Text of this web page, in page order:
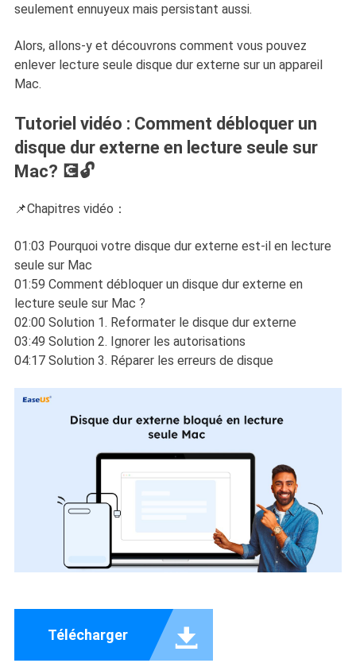
seulement ennuyeux mais persistant aussi.
Alors, allons-y et découvrons comment vous pouvez
enlever lecture seule disque dur externe sur un appareil
Mac.
Tutoriel vidéo : Comment débloquer un
disque dur externe en lecture seule sur
Mac? 💽🔓
📌Chapitres vidéo：
01:03 Pourquoi votre disque dur externe est-il en lecture
seule sur Mac
01:59 Comment débloquer un disque dur externe en
lecture seule sur Mac ?
02:00 Solution 1. Reformater le disque dur externe
03:49 Solution 2. Ignorer les autorisations
04:17 Solution 3. Réparer les erreurs de disque
Télécharger 